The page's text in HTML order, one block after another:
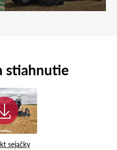
stiahnutie
sejačky